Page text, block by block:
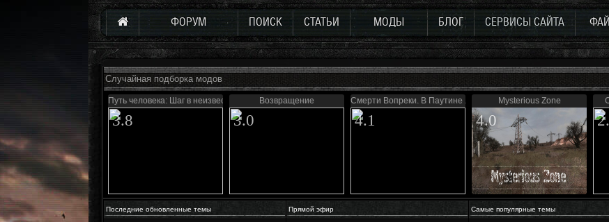
ФОРУМ ПОИСК СТАТЬИ МОДЫ БЛОГ СЕРВИСЫ САЙТА
Случайная подборка модов
Путь человека: Шаг в неизвестность
3.8
Возвращение
3.0
Смерти Вопреки. В Паутине лжи
4.1
Mysterious Zone
4.0
Последние обновленные темы Прямой эфир Самые популярные темы